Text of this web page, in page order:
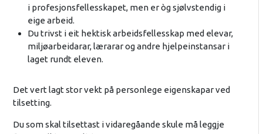
i profesjonsfellesskapet, men er òg sjølvstendig i
eige arbeid.
Du trivst i eit hektisk arbeidsfellesskap med elevar,
miljøarbeidarar, lærarar og andre hjelpeinstansar i
laget rundt eleven.
Det vert lagt stor vekt på personlege eigenskapar ved
tilsetting.
Du som skal tilsettast i vidaregåande skule må leggje